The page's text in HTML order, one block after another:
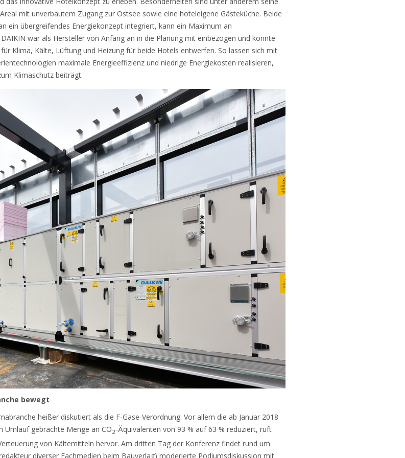
mit unverbautem Zugang zur Ostsee sowie eine hoteleigene Gästeküche. Beide
ein übergreifendes Energiekonzept integriert, kann ein Maximum an
war als Hersteller von Anfang an in die Planung mit einbezogen und konnte
Klima, Kälte, Lüftung und Heizung für beide Hotels entwerfen. So lassen sich mit
maximale Energieeffizienz und niedrige Energiekosten realisieren,
Klimaschutz beiträgt.
bewegt
heißer diskutiert als die F-Gase-Verordnung. Vor allem die ab Januar 2018
Umlauf gebrachte Menge an CO2-Äquivalenten von 93 % auf 63 % reduziert, ruft
von Kältemitteln hervor. Am dritten Tag der Konferenz findet rund um
diverser Fachmedien beim Bauverlag) moderierte Podiumsdiskussion mit